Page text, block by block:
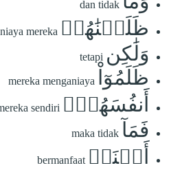
dan tidak
ظَلَمۡنَٰهُمۡ mereka
وَلَٰكِن tetapi
ظَلَمُوٓاْ mereka menganiaya
أَنفُسَهُمۡۖ sendiri
فَمَآ maka tidak
أَغۡنَتۡ bermanfaat